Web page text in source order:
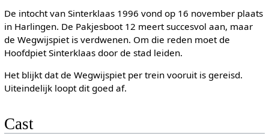
De intocht van Sinterklaas 1996 vond op 16 november plaats
in Harlingen. De Pakjesboot 12 meert succesvol aan, maar
de Wegwijspiet is verdwenen. Om die reden moet de
Hoofdpiet Sinterklaas door de stad leiden.
Het blijkt dat de Wegwijspiet per trein vooruit is gereisd.
Uiteindelijk loopt dit goed af.
Cast